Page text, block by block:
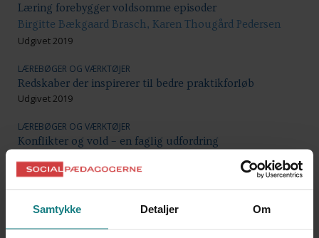
Samtykke Detaljer Om
Læring forebygger voldsomme episoder
Birgitte Bækgaard Brasch, Karen Thougård Pedersen
Udgivet 2019
LÆREBØGER OG VÆRKTØJER
Redskaber der inspirerer til bedre praktikforløb
Udgivet 2019
LÆREBØGER OG VÆRKTØJER
Konflikter og vold – en faglig udfordring
Bjarne Møller, Birgitte Bækgaard Brasch, Karen
Pedersen, Red.